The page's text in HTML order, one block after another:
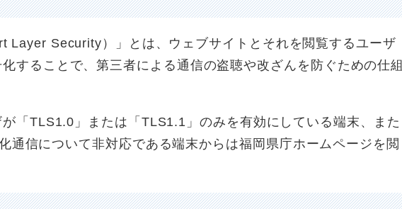
Layer Security）」とは、ウェブサイトとそれを閲覧するユーザ
することで、第三者による通信の盗聴や改ざんを防ぐための仕組
「TLS1.0」または「TLS1.1」のみを有効にしている端末、また
通信について非対応である端末からは福岡県庁ホームページを閲